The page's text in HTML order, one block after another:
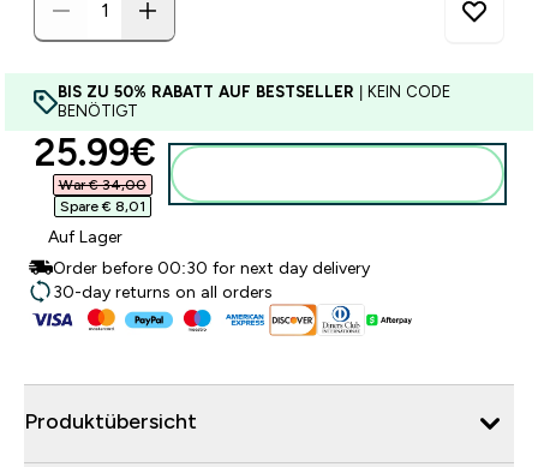
BIS ZU 50% RABATT AUF BESTSELLER | KEIN CODE
BENÖTIGT
discounted price
25.99€‎
War € 34,00‎
Spare € 8,01‎
Auf Lager
Order before 00:30 for next day delivery
30-day returns on all orders
Produktübersicht